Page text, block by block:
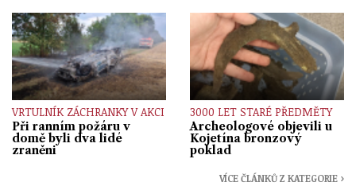
VRTULNÍK ZÁCHRANKY V AKCI
Při ranním požáru v
domě byli dva lidé
zraněni
3000 LET STARÉ PŘEDMĚTY
Archeologové objevili u
Kojetína bronzový
poklad
VÍCE ČLÁNKŮ Z KATEGORIE ›